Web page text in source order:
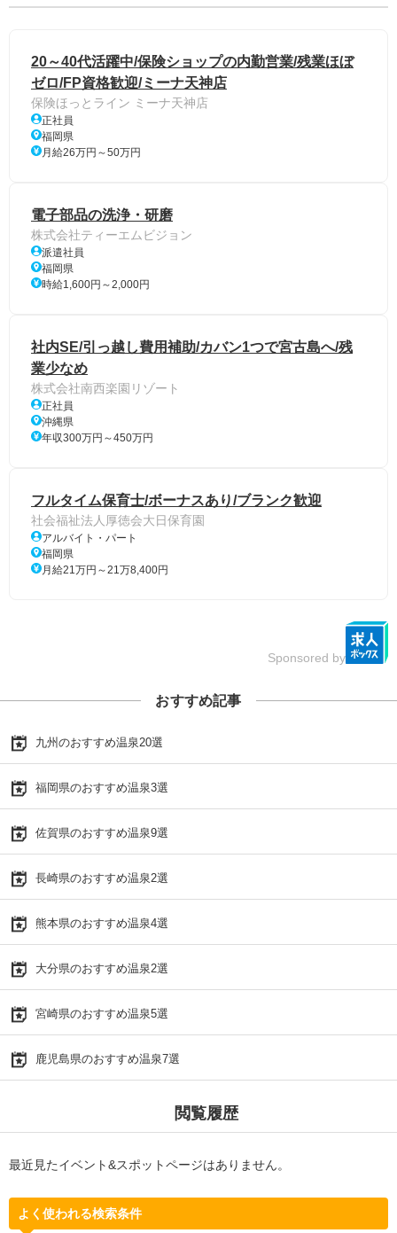
20～40代活躍中/保険ショップの内勤営業/残業ほぼ
ゼロ/FP資格歓迎/ミーナ天神店
保険ほっとライン ミーナ天神店
正社員
福岡県
月給26万円～50万円
電子部品の洗浄・研磨
株式会社ティーエムビジョン
派遣社員
福岡県
時給1,600円～2,000円
社内SE/引っ越し費用補助/カバン1つで宮古島へ/残
業少なめ
株式会社南西楽園リゾート
正社員
沖縄県
年収300万円～450万円
フルタイム保育士/ボーナスあり/ブランク歓迎
社会福祉法人厚徳会大日保育園
アルバイト・パート
福岡県
月給21万円～21万8,400円
Sponsored by
おすすめ記事
九州のおすすめ温泉20選
福岡県のおすすめ温泉3選
佐賀県のおすすめ温泉9選
長崎県のおすすめ温泉2選
熊本県のおすすめ温泉4選
大分県のおすすめ温泉2選
宮崎県のおすすめ温泉5選
鹿児島県のおすすめ温泉7選
閲覧履歴
最近見たイベント&スポットページはありません。
よく使われる検索条件